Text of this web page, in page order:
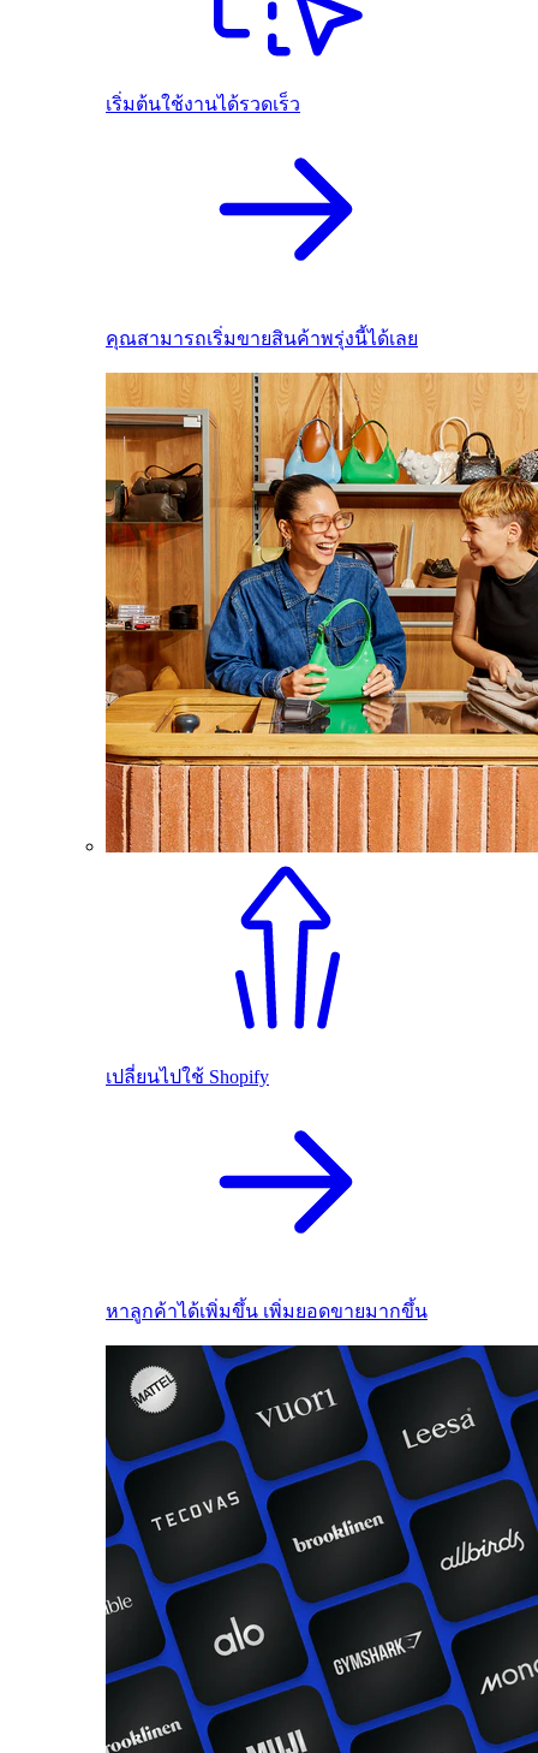
เริ่มต้นใช้งานได้รวดเร็ว
คุณสามารถเริ่มขายสินค้าพรุ่งนี้ได้เลย
เปลี่ยนไปใช้ Shopify
หาลูกค้าได้เพิ่มขึ้น เพิ่มยอดขายมากขึ้น